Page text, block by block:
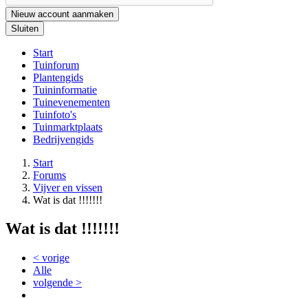
Nieuw account aanmaken
Sluiten
Start
Tuinforum
Plantengids
Tuininformatie
Tuinevenementen
Tuinfoto's
Tuinmarktplaats
Bedrijvengids
Start
Forums
Vijver en vissen
Wat is dat !!!!!!!
Wat is dat !!!!!!!
< vorige
Alle
volgende >